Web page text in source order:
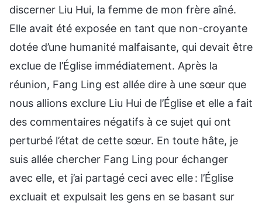
discerner Liu Hui, la femme de mon frère aîné.
Elle avait été exposée en tant que non-croyante
dotée d’une humanité malfaisante, qui devait être
exclue de l’Église immédiatement. Après la
réunion, Fang Ling est allée dire à une sœur que
nous allions exclure Liu Hui de l’Église et elle a fait
des commentaires négatifs à ce sujet qui ont
perturbé l’état de cette sœur. En toute hâte, je
suis allée chercher Fang Ling pour échanger
avec elle, et j’ai partagé ceci avec elle : l’Église
excluait et expulsait les gens en se basant sur